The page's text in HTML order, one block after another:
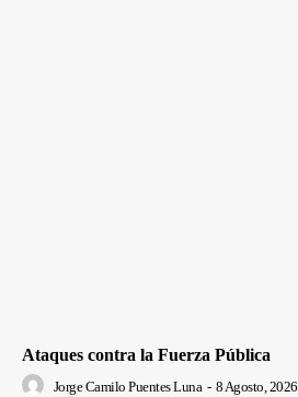
Ataques contra la Fuerza Pública
Jorge Camilo Puentes Luna - 8 Agosto, 2026